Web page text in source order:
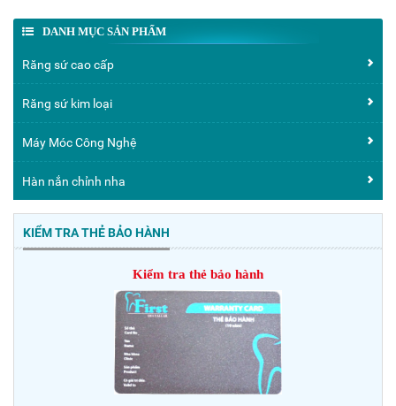
DANH MỤC SẢN PHẨM
Răng sứ cao cấp
Răng sứ kim loại
Máy Móc Công Nghệ
Hàn nắn chỉnh nha
KIỂM TRA THẺ BẢO HÀNH
Kiểm tra thẻ bảo hành